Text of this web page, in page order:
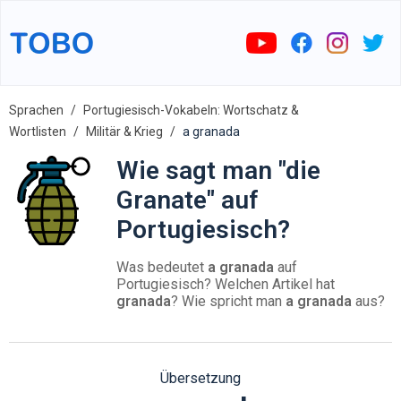
Sprachen
Portugiesisch-Vokabeln: Wortschatz &
Wortlisten
Militär & Krieg a granada
Wie sagt man "die
Granate" auf
Portugiesisch?
Was bedeutet a granada auf
Portugiesisch? Welchen Artikel hat
granada? Wie spricht man a granada aus?
Übersetzung